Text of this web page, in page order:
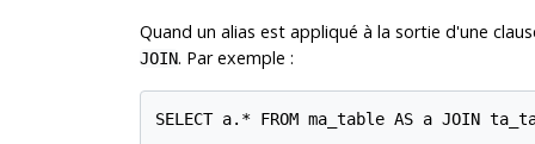
Quand un alias est appliqué à la sortie d'une
JOIN. Par exemple :
SELECT a.* FROM ma_table AS a JOIN